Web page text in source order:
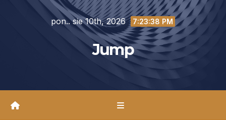
pon.. sie 10th, 2026 7:23:39 PM
Jump